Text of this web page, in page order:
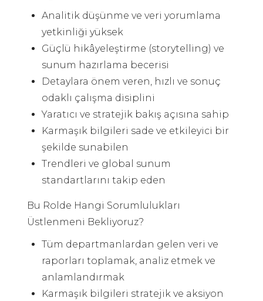
Analitik düşünme ve veri yorumlama
yetkinliği yüksek
Güçlü hikâyeleştirme (storytelling) ve
sunum hazırlama becerisi
Detaylara önem veren, hızlı ve sonuç
odaklı çalışma disiplini
Yaratıcı ve stratejik bakış açısına sahip
Karmaşık bilgileri sade ve etkileyici bir
şekilde sunabilen
Trendleri ve global sunum
standartlarını takip eden
Bu Rolde Hangi Sorumlulukları
Üstlenmeni Bekliyoruz?
Tüm departmanlardan gelen veri ve
raporları toplamak, analiz etmek ve
anlamlandırmak
Karmaşık bilgileri stratejik ve aksiyon